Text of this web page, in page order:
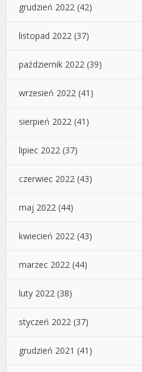
grudzień 2022 (42)
listopad 2022 (37)
październik 2022 (39)
wrzesień 2022 (41)
sierpień 2022 (41)
lipiec 2022 (37)
czerwiec 2022 (43)
maj 2022 (44)
kwiecień 2022 (43)
marzec 2022 (44)
luty 2022 (38)
styczeń 2022 (37)
grudzień 2021 (41)